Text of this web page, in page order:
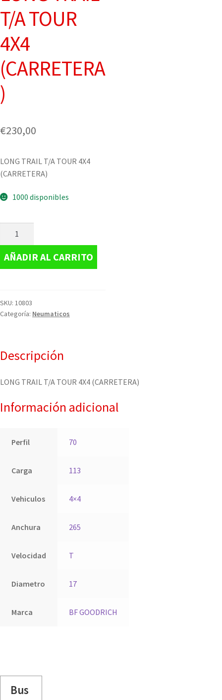
T/A TOUR
4X4
(CARRETERA
)
€230,00
LONG TRAIL T/A TOUR 4X4
(CARRETERA)
1000 disponibles
AÑADIR AL CARRITO
SKU: 10803
Categoría: Neumaticos
Descripción
LONG TRAIL T/A TOUR 4X4 (CARRETERA)
Información adicional
Perfil 70
Carga 113
Vehiculos 4×4
Anchura 265
Velocidad T
Diametro 17
Marca BF GOODRICH
Bus